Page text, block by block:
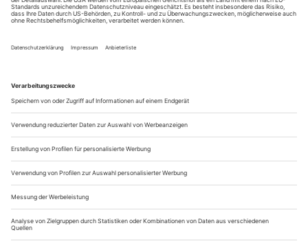
TV-Klassiktipps
ARD-ALPHA
Mariss Jansons dirigiert
Strauss: Also sprach Zarathustra.
30.8. – 11.00 Uhr (2)
Colin Davis dirigiert
1. Berlioz: Symphonie fantastique; 2. Mendelssohn Bartholdy:
Ouvertüre zu Sommernachtstraum; Symphonie Nr. 4
«Italienische».